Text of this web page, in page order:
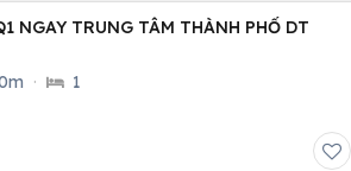
NGAY TRUNG TÂM THÀNH PHỐ DT
· 1